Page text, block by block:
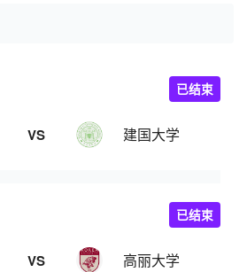
VS 建国大学
已结束
VS 高丽大学
已结束